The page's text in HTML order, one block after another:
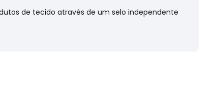
de tecido através de um selo independente